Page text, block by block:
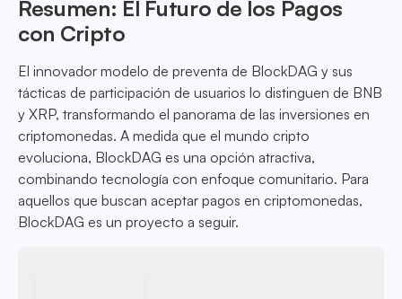
Resumen: El Futuro de los Pagos
con Cripto
El innovador modelo de preventa de BlockDAG y sus
tácticas de participación de usuarios lo distinguen de BNB
y XRP, transformando el panorama de las inversiones en
criptomonedas. A medida que el mundo cripto
evoluciona, BlockDAG es una opción atractiva,
combinando tecnología con enfoque comunitario. Para
aquellos que buscan aceptar pagos en criptomonedas,
BlockDAG es un proyecto a seguir.